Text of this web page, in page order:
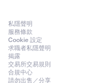
過往貸款部分包含所有
包括已到期、提前償還
讓您可以查看歷史條款
私隱聲明
服務條款
Cookie 設定
求職者私隱聲明
揭露
交易所交易規則
合規中心
請勿出售／分享